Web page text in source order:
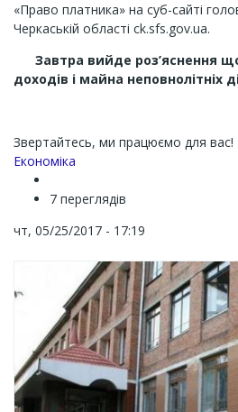
«Право платника» на суб-сайті
Черкаській області ck.sfs.gov.ua.
Завтра вийде роз’яснення
доходів і майна неповнолітніх
Звертайтесь, ми працюємо для вас!
Економіка
7 переглядів
чт, 05/25/2017 - 17:19